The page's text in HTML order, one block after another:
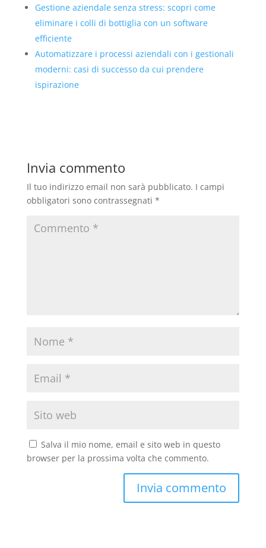
Gestione aziendale senza stress: scopri come
eliminare i colli di bottiglia con un software
efficiente
Automatizzare i processi aziendali con i gestionali
moderni: casi di successo da cui prendere
ispirazione
Invia commento
Il tuo indirizzo email non sarà pubblicato. I campi
obbligatori sono contrassegnati *
Salva il mio nome, email e sito web in questo
browser per la prossima volta che commento.